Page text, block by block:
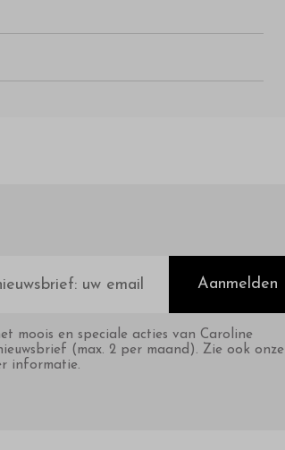
Aanmelden
moois en speciale acties van Caroline
(max. 2 per maand). Zie ook onze
informatie.